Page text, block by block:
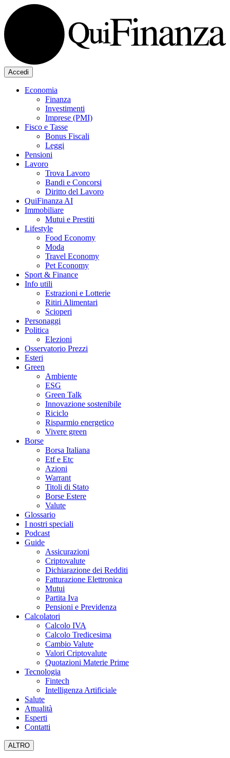
Accedi
Economia
Finanza
Investimenti
Imprese (PMI)
Fisco e Tasse
Bonus Fiscali
Leggi
Pensioni
Lavoro
Trova Lavoro
Bandi e Concorsi
Diritto del Lavoro
QuiFinanza AI
Immobiliare
Mutui e Prestiti
Lifestyle
Food Economy
Moda
Travel Economy
Pet Economy
Sport & Finance
Info utili
Estrazioni e Lotterie
Ritiri Alimentari
Scioperi
Personaggi
Politica
Elezioni
Osservatorio Prezzi
Esteri
Green
Ambiente
ESG
Green Talk
Innovazione sostenibile
Riciclo
Risparmio energetico
Vivere green
Borse
Borsa Italiana
Etf e Etc
Azioni
Warrant
Titoli di Stato
Borse Estere
Valute
Glossario
I nostri speciali
Podcast
Guide
Assicurazioni
Criptovalute
Dichiarazione dei Redditi
Fatturazione Elettronica
Mutui
Partita Iva
Pensioni e Previdenza
Calcolatori
Calcolo IVA
Calcolo Tredicesima
Cambio Valute
Valori Criptovalute
Quotazioni Materie Prime
Tecnologia
Fintech
Intelligenza Artificiale
Salute
Attualità
Esperti
Contatti
ALTRO